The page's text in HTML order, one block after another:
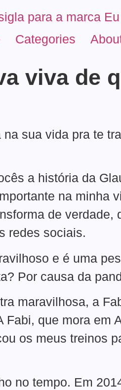
Categories
viva de
sua vida pra te
a história da
na minha
de
redes sociais.
e é uma
Por causa da
maravilhosa, a
que mora em
os meus treinos
no tempo. Em